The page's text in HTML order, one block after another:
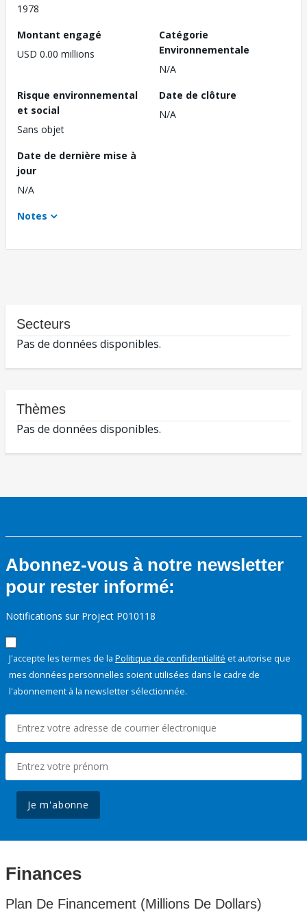
1978
Montant engagé
USD 0.00 millions
Catégorie
Environnementale
N/A
Risque environnemental
et social
Sans objet
Date de clôture
N/A
Date de dernière mise à
jour
N/A
Notes
Secteurs
Pas de données disponibles.
Thèmes
Pas de données disponibles.
Abonnez-vous à notre newsletter
pour rester informé:
Notifications sur Project P010118
J'accepte les termes de la Politique de confidentialité et autorise que
mes données personnelles soient utilisées dans le cadre de
l'abonnement à la newsletter sélectionnée.
Je m'abonne
Finances
Plan De Financement (Millions De Dollars)